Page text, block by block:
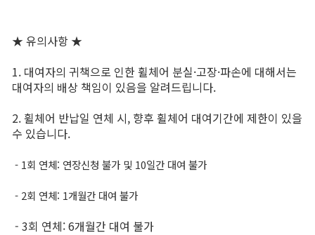
★ 유의사항 ★
1. 대여자의 귀책으로 인한 휠체어 분실·고장·파손에 대해서는
대여자의 배상 책임이 있음을 알려드립니다.
2. 휠체어 반납일 연체 시, 향후 휠체어 대여기간에 제한이 있을
수 있습니다.
- 1회 연체: 연장신청 불가 및 10일간 대여 불가
- 2회 연체: 1개월간 대여 불가
- 3회 연체: 6개월간 대여 불가